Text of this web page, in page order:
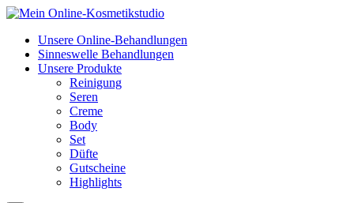
Unsere Online-Behandlungen
Sinneswelle Behandlungen
Unsere Produkte
Reinigung
Seren
Creme
Body
Set
Düfte
Gutscheine
Highlights